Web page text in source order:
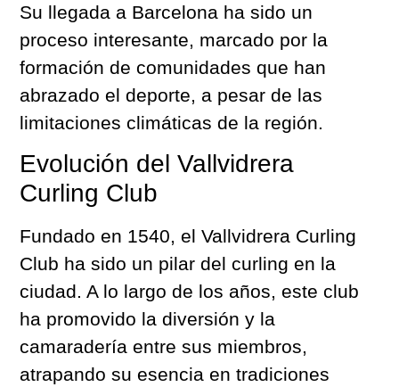
Su llegada a Barcelona ha sido un
proceso interesante, marcado por la
formación de comunidades que han
abrazado el deporte, a pesar de las
limitaciones climáticas de la región.
Evolución del Vallvidrera
Curling Club
Fundado en 1540, el Vallvidrera Curling
Club ha sido un pilar del curling en la
ciudad. A lo largo de los años, este club
ha promovido la diversión y la
camaradería entre sus miembros,
atrapando su esencia en tradiciones